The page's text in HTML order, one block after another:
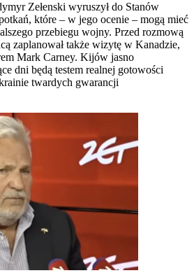
Zełenski wyruszył do Stanów
które – w jego ocenie – mogą mieć
przebiegu wojny. Przed rozmową
zaplanował także wizytę w Kanadzie,
Mark Carney. Kijów jasno
dni będą testem realnej gotowości
twardych gwarancji